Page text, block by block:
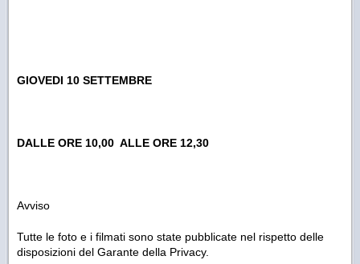
GIOVEDI 10 SETTEMBRE
DALLE ORE 10,00 ALLE ORE 12,30
Avviso
Tutte le foto e i filmati sono state pubblicate nel rispetto delle
disposizioni del Garante della Privacy.